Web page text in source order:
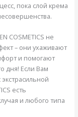
пока слой крема
COSMETICS не
– они ухаживают
и помогают
дня! Если Вам
есть
и любого типа